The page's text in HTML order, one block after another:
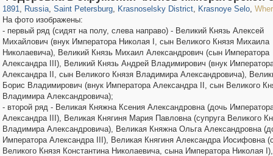
1891, Russia, Saint Petersburg, Krasnoselsky District, Krasnoye Selo,
На фото изображены:
- первый ряд (сидят на полу, слева направо) - Великий Князь Алексей
Михайлович (внук Императора Николая I, сын Великого Князя Михаила
Николаевича), Великий Князь Михаил Александрович (сын Императора
Александра III), Великий Князь Андрей Владимирович (внук
Александра II, сын Великого Князя Владимира Александровича),
Борис Владимирович (внук Императора Александра II, сын Великого
Владимира Александровича);
- второй ряд - Великая Княжна Ксения Александровна (дочь
Александра III), Великая Княгиня Мария Павловна (супруга Великого
Владимира Александровича), Великая Княжна Ольга Александровна
Императора Александра III), Великая Княгиня Александра Иосифовна
Великого Князя Константина Николаевича, сына Императора Николая I),